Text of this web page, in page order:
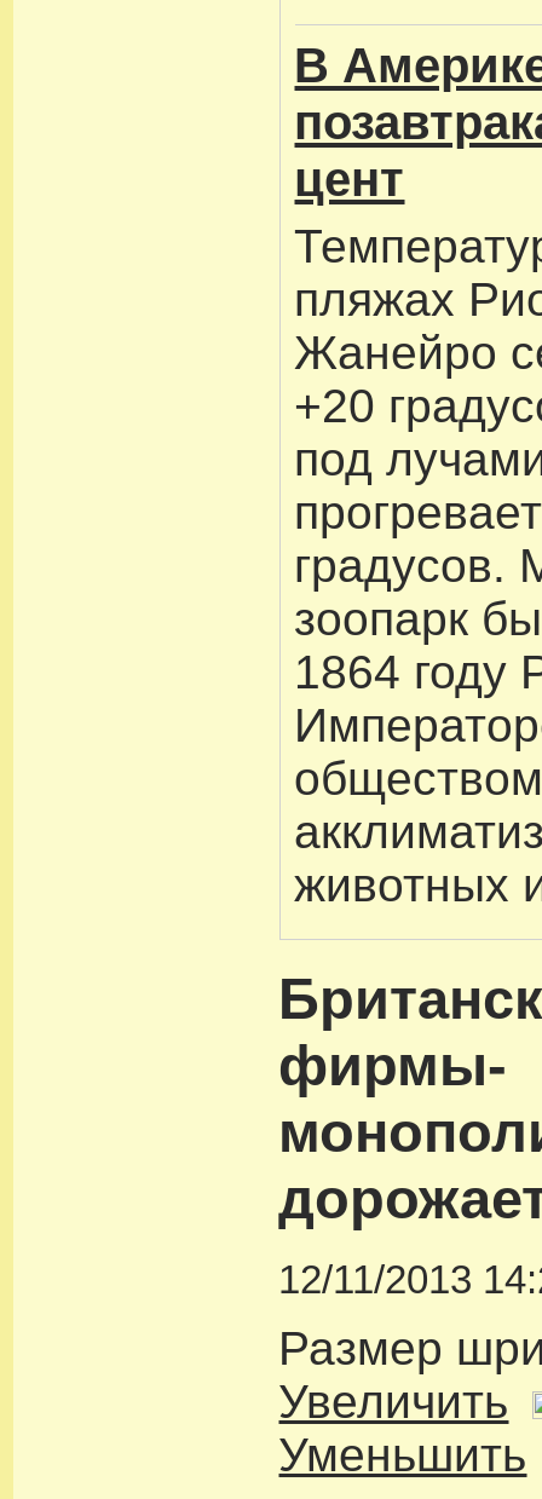
В
цент
пляжах
Жанейро
+20
под
градусов.
зоопарк
1864 году
животных
фирмы-
12/11/2013
Размер
Увеличить
Уменьшить